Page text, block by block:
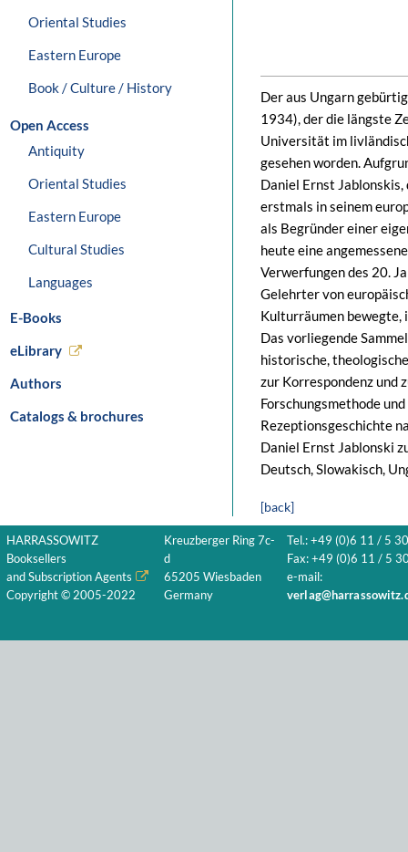
Oriental Studies
Eastern Europe
Book / Culture / History
Open Access
Antiquity
Oriental Studies
Eastern Europe
Cultural Studies
Languages
E-Books
eLibrary
Authors
Catalogs & brochures
Der aus Ungarn
1934), der die längste
Universität im
gesehen worden.
Daniel Ernst
erstmals in seinem
als Begründer einer
heute eine
Verwerfungen des 20.
Gelehrter von
Kulturräumen bewegte,
Das vorliegende
historische,
zur Korrespondenz und
Forschungsmethode
Rezeptionsgeschichte
Daniel Ernst Jablonski
Deutsch, Slowakisch,
[back]
HARRASSOWITZ
Booksellers
and Subscription Agents
Copyright © 2005-2022
Kreuzberger Ring 7c-
d
65205 Wiesbaden
Germany
Tel.: +49 (0)6 11 / 5
Fax: +49 (0)6 11 / 5
e-mail: